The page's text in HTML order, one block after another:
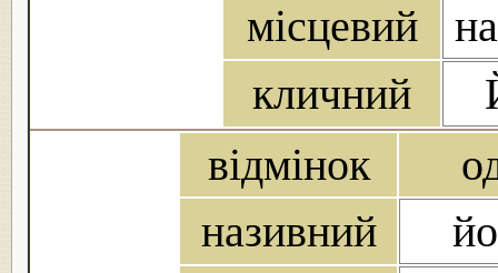
місцевий
кличний
відмінок
називний